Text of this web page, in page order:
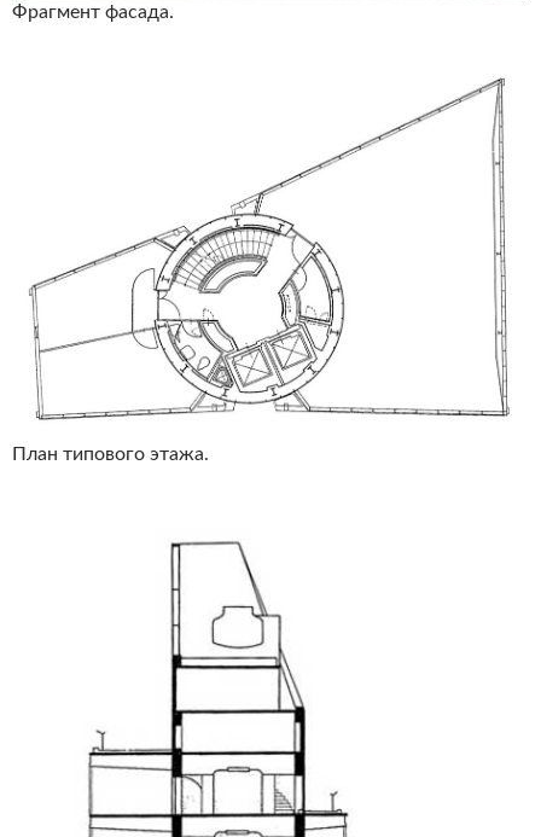
Фрагмент фасада.
План типового этажа.